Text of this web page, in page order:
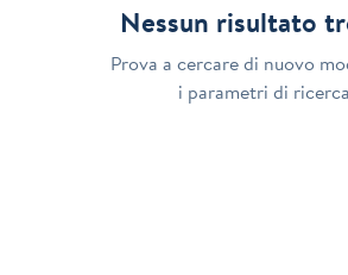
Nessun risultato
Prova a cercare di nuovo
i parametri di